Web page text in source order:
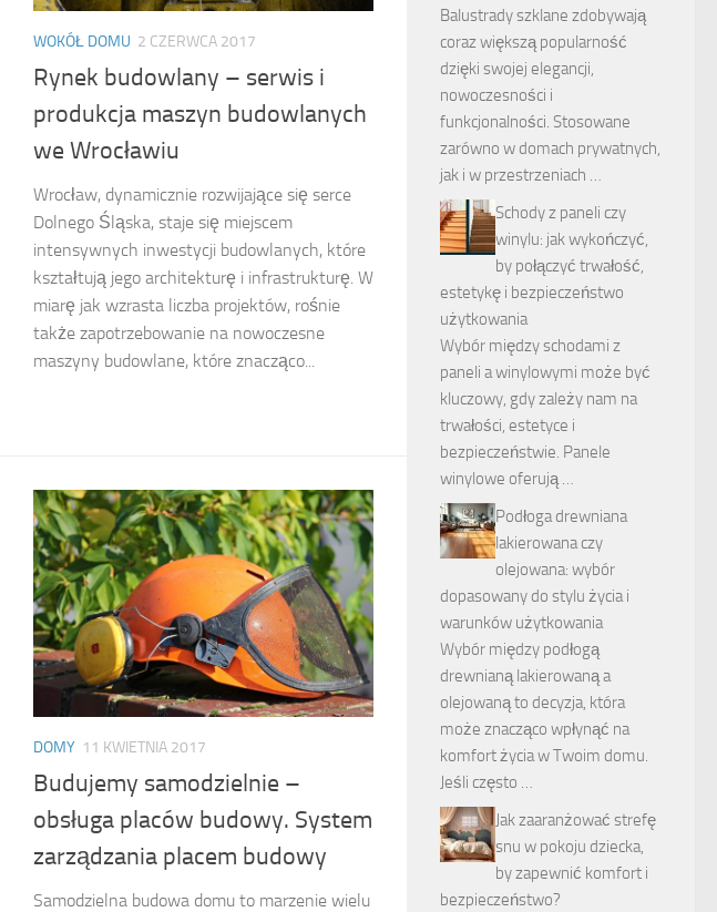
WOKÓŁ DOMU 2 CZERWCA 2017
Rynek budowlany – serwis i
produkcja maszyn budowlanych
we Wrocławiu
Wrocław, dynamicznie rozwijające się serce
Dolnego Śląska, staje się miejscem
intensywnych inwestycji budowlanych, które
kształtują jego architekturę i infrastrukturę. W
miarę jak wzrasta liczba projektów, rośnie
także zapotrzebowanie na nowoczesne
maszyny budowlane, które znacząco...
DOMY 11 KWIETNIA 2017
Budujemy samodzielnie –
obsługa placów budowy. System
zarządzania placem budowy
Samodzielna budowa domu to marzenie wielu
Balustrady szklane zdobywają
coraz większą popularność
dzięki swojej elegancji,
nowoczesności i
funkcjonalności. Stosowane
zarówno w domach prywatnych,
jak i w przestrzeniach …
Schody z paneli czy
winylu: jak wykończyć,
by połączyć trwałość,
estetykę i bezpieczeństwo
użytkowania
Wybór między schodami z
paneli a winylowymi może być
kluczowy, gdy zależy nam na
trwałości, estetyce i
bezpieczeństwie. Panele
winylowe oferują …
Podłoga drewniana
lakierowana czy
olejowana: wybór
dopasowany do stylu życia i
warunków użytkowania
Wybór między podłogą
drewnianą lakierowaną a
olejowaną to decyzja, która
może znacząco wpłynąć na
komfort życia w Twoim domu.
Jeśli często …
Jak zaaranżować strefę
snu w pokoju dziecka,
by zapewnić komfort i
bezpieczeństwo?